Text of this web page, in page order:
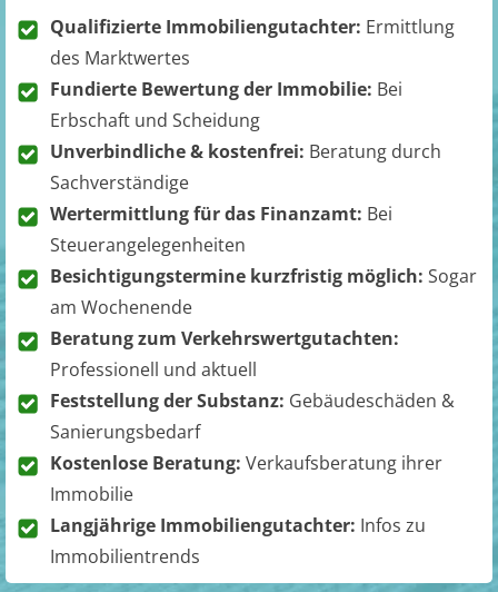
Qualifizierte Immobiliengutachter: Ermittlung
des Marktwertes
Fundierte Bewertung der Immobilie: Bei
Erbschaft und Scheidung
Unverbindliche & kostenfrei: Beratung durch
Sachverständige
Wertermittlung für das Finanzamt: Bei
Steuerangelegenheiten
Besichtigungstermine kurzfristig möglich: Sogar
am Wochenende
Beratung zum Verkehrswertgutachten:
Professionell und aktuell
Feststellung der Substanz: Gebäudeschäden &
Sanierungsbedarf
Kostenlose Beratung: Verkaufsberatung ihrer
Immobilie
Langjährige Immobiliengutachter: Infos zu
Immobilientrends